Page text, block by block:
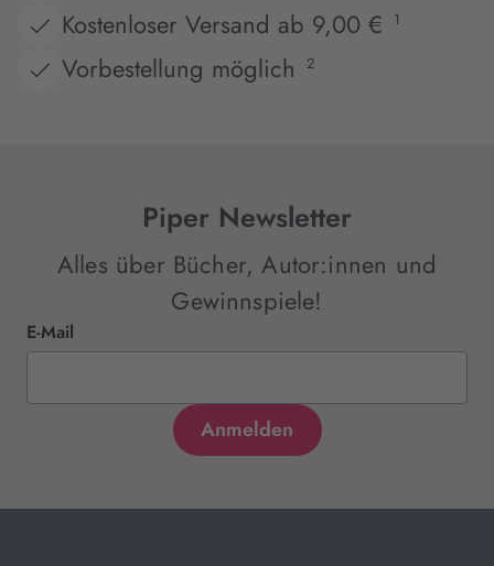
Kostenloser Versand ab 9,00 €
1
Vorbestellung möglich 2
Piper Newsletter
Alles über Bücher, Autor:innen und
Gewinnspiele!
E-Mail